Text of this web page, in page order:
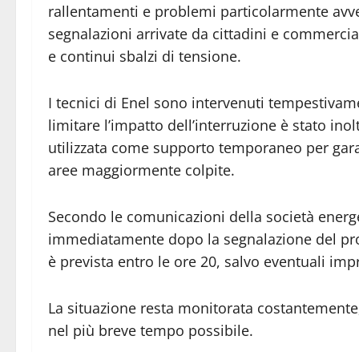
rallentamenti e problemi particolarmente
segnalazioni arrivate da cittadini e
e continui sbalzi di tensione.
I tecnici di Enel sono intervenuti
limitare l’impatto dell’interruzione è stato
utilizzata come supporto temporaneo per
aree maggiormente colpite.
Secondo le comunicazioni della società
immediatamente dopo la segnalazione del
è prevista entro le ore 20, salvo eventuali
La situazione resta monitorata
nel più breve tempo possibile.